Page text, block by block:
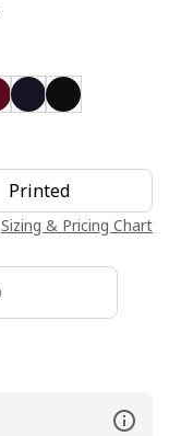
Printed
Sizing & Pricing Chart